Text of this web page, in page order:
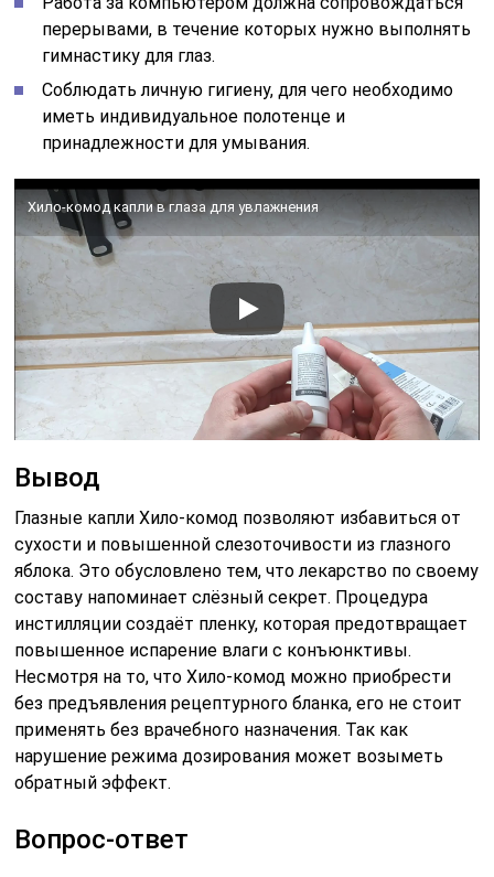
перерывами, в течение которых нужно выполнять
гимнастику для глаз.
Соблюдать личную гигиену, для чего необходимо
иметь индивидуальное полотенце и
принадлежности для умывания.
Хило-комод капли в глаза для увлажнения
Вывод
Глазные капли Хило-комод позволяют избавиться от
сухости и повышенной слезоточивости из глазного
яблока. Это обусловлено тем, что лекарство по своему
составу напоминает слёзный секрет. Процедура
инстилляции создаёт пленку, которая предотвращает
повышенное испарение влаги с конъюнктивы.
Несмотря на то, что Хило-комод можно приобрести
без предъявления рецептурного бланка, его не стоит
применять без врачебного назначения. Так как
нарушение режима дозирования может возыметь
обратный эффект.
Вопрос-ответ